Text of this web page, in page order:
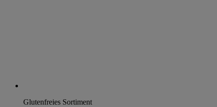
Glutenfreies Sortiment